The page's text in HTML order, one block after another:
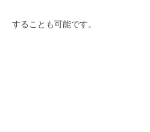
することも可能です。